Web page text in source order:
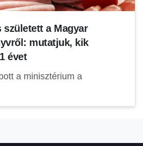
született a Magyar
mutatjuk, kik
évet
a minisztérium a